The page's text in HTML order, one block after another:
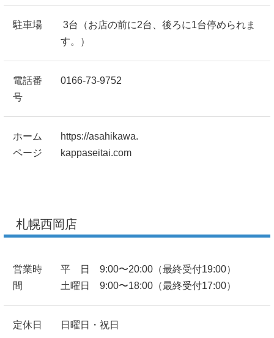
駐車場
3台（お店の前に2台、後ろに1台停められま
す。）
電話番
号
0166-73-9752
ホーム
ページ
https://asahikawa.
kappaseitai.com
札幌西岡店
営業時
間
平 日 9:00〜20:00（最終受付19:00）
土曜日 9:00〜18:00（最終受付17:00）
定休日 日曜日・祝日